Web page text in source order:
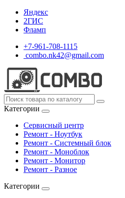
Яндекс
2ГИС
Фламп
+7-961-708-1115
combo.nk42@gmail.com
Категории
Сервисный центр
Ремонт - Ноутбук
Ремонт - Системный блок
Ремонт - Моноблок
Ремонт - Монитор
Ремонт - Разное
Категории